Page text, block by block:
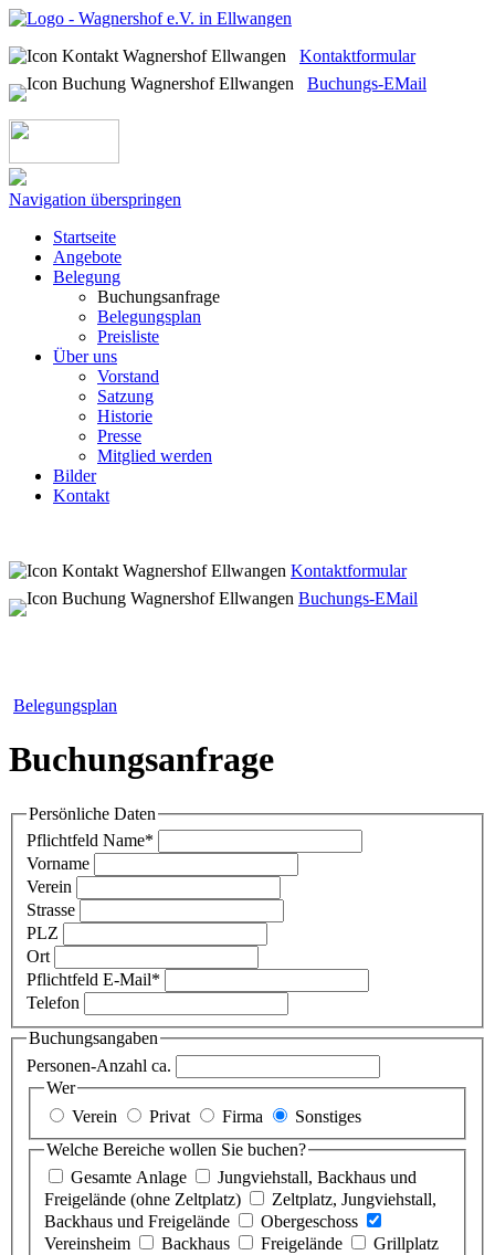
Kontaktformular
Buchungs-EMail
Navigation überspringen
Startseite
Angebote
Belegung
Buchungsanfrage
Belegungsplan
Preisliste
Über uns
Vorstand
Satzung
Historie
Presse
Mitglied werden
Bilder
Kontakt
Kontaktformular
Buchungs-EMail
Belegungsplan
Buchungsanfrage
Persönliche Daten
Pflichtfeld Name*
Vorname
Verein
Strasse
PLZ
Ort
Pflichtfeld E-Mail*
Telefon
Buchungsangaben
Personen-Anzahl ca.
Wer
Verein
Privat Firma
Sonstiges
Welche Bereiche wollen Sie buchen?
Gesamte Anlage
Jungviehstall, Backhaus und
Freigelände (ohne Zeltplatz)
Zeltplatz, Jungviehstall,
Backhaus und Freigelände
Obergeschoss
Vereinsheim
Backhaus Freigelände
Grillplatz